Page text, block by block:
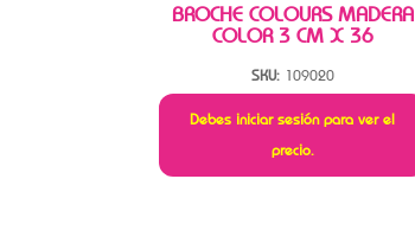
BROCHE COLOURS MADERA
COLOR 3 CM X 36
SKU: 109020
Debes iniciar sesión para ver el
precio.